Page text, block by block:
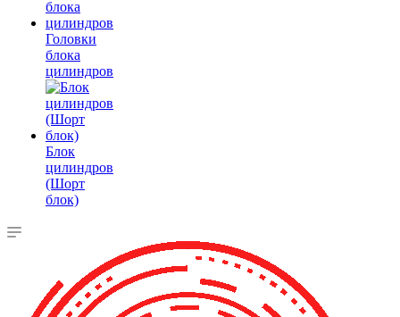
Головки
блока
цилиндров
Блок
цилиндров
(Шорт
блок)